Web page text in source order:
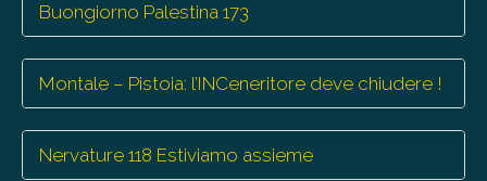
Buongiorno Palestina 173
Montale – Pistoia: l’INCeneritore deve chiudere !
Nervature 118 Estiviamo assieme